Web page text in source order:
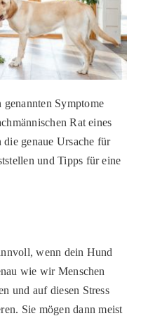
Symptome
Rat eines
genaue Ursache für
und Tipps für eine
wenn dein Hund
wie wir Menschen
und auf diesen Stress
Sie mögen dann meist